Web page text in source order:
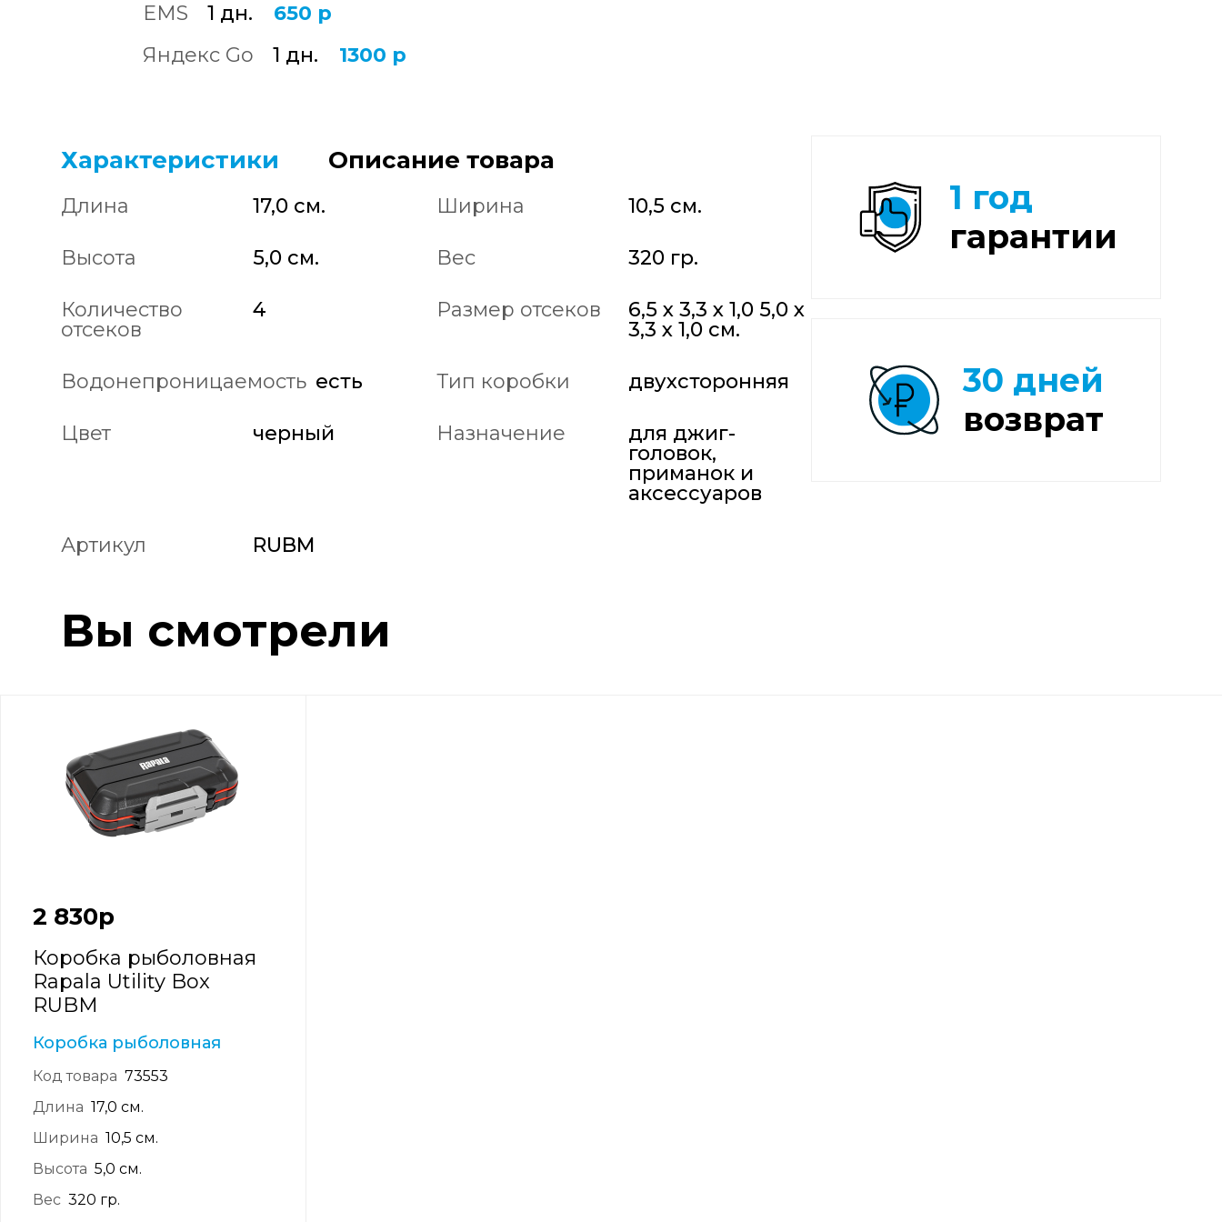
EMS
1 дн.
650 р
Яндекс Go
1 дн. 1300 р
Характеристики Описание товара
Длина 17,0 см. Ширина 10,5 см.
Высота 5,0 см. Вес 320 гр.
Количество
отсеков
4 Размер отсеков
6,5 х 3,3 х 1,0 5,0 х
3,3 х 1,0 см.
Водонепроницаемость есть Тип коробки двухсторонняя
Цвет черный Назначение
для джиг-
головок,
приманок и
аксессуаров
Артикул RUBM
1 год
гарантии
30 дней
возврат
Вы смотрели
2 830р
Коробка рыболовная
Rapala Utility Box
RUBM
Коробка рыболовная
Код товара 73553
Длина 17,0 см.
Ширина 10,5 см.
Высота 5,0 см.
Вес 320 гр.